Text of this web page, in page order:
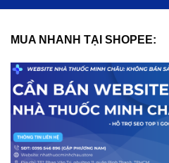
MUA NHANH TẠI SHOPEE: